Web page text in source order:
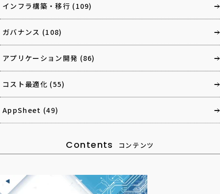
インフラ構築・移行 (109)
ガバナンス (108)
アプリケーション開発 (86)
コスト最適化 (55)
AppSheet (49)
Contents コンテンツ